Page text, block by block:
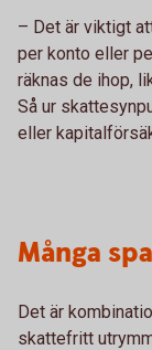
– Det är viktigt
per konto eller
räknas de ihop,
Så ur
eller
Många
Det är
skattefritt